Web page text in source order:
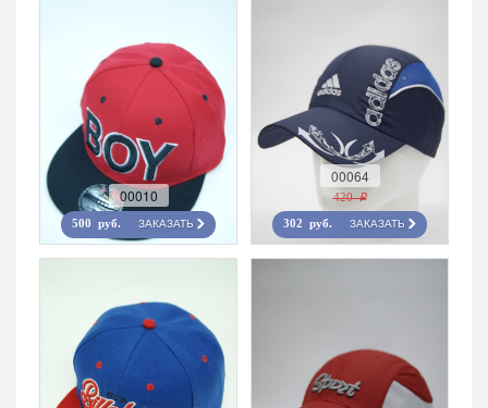
00010
500 руб. ЗАКАЗАТЬ
00064
420 r
302 руб. ЗАКАЗАТЬ